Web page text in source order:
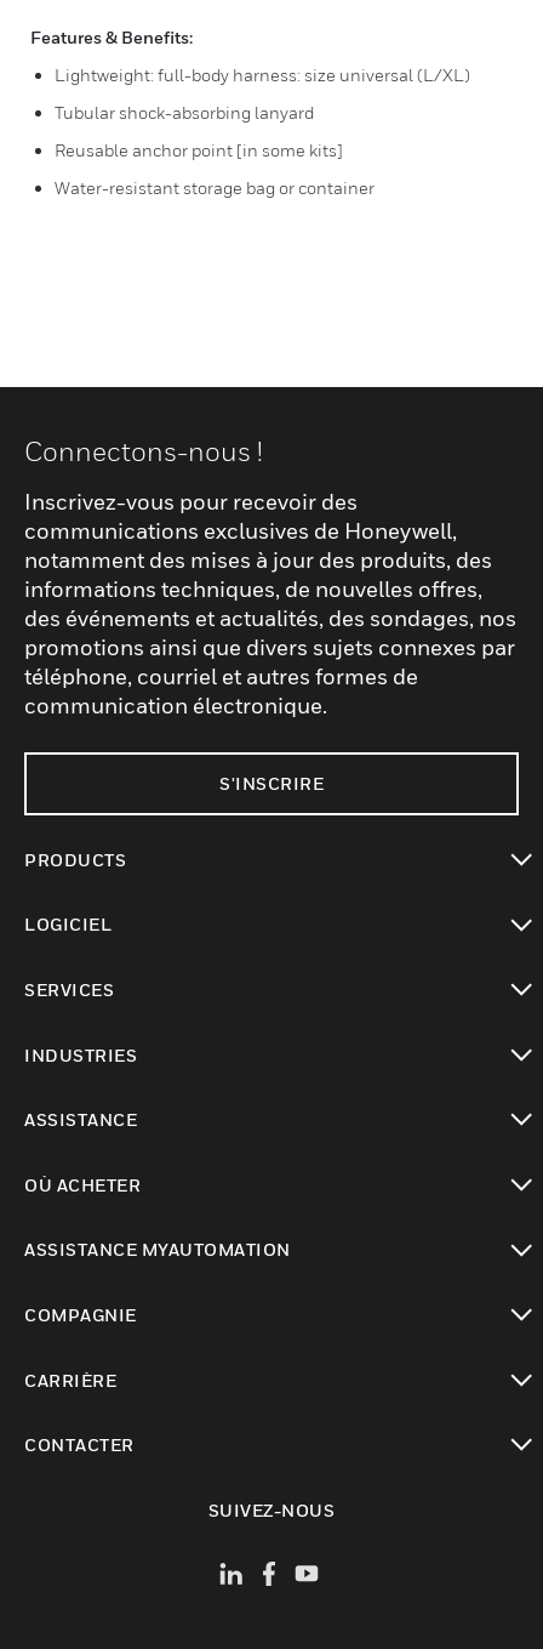
Features & Benefits:
Lightweight: full-body harness: size universal (L/XL)
Tubular shock-absorbing lanyard
Reusable anchor point [in some kits]
Water-resistant storage bag or container
Connectons-nous !
Inscrivez-vous pour recevoir des
communications exclusives de Honeywell,
notamment des mises à jour des produits, des
informations techniques, de nouvelles offres,
des événements et actualités, des sondages, nos
promotions ainsi que divers sujets connexes par
téléphone, courriel et autres formes de
communication électronique.
S'INSCRIRE
PRODUCTS
LOGICIEL
SERVICES
INDUSTRIES
ASSISTANCE
OÙ ACHETER
ASSISTANCE MYAUTOMATION
COMPAGNIE
CARRIÈRE
CONTACTER
SUIVEZ-NOUS